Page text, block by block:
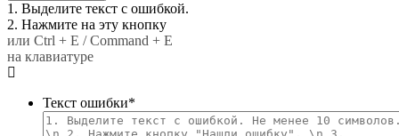
1. Выделите текст с ошибкой.
2. Нажмите на эту кнопку
или Ctrl + E / Command + E
на клавиатуре
Текст ошибки*